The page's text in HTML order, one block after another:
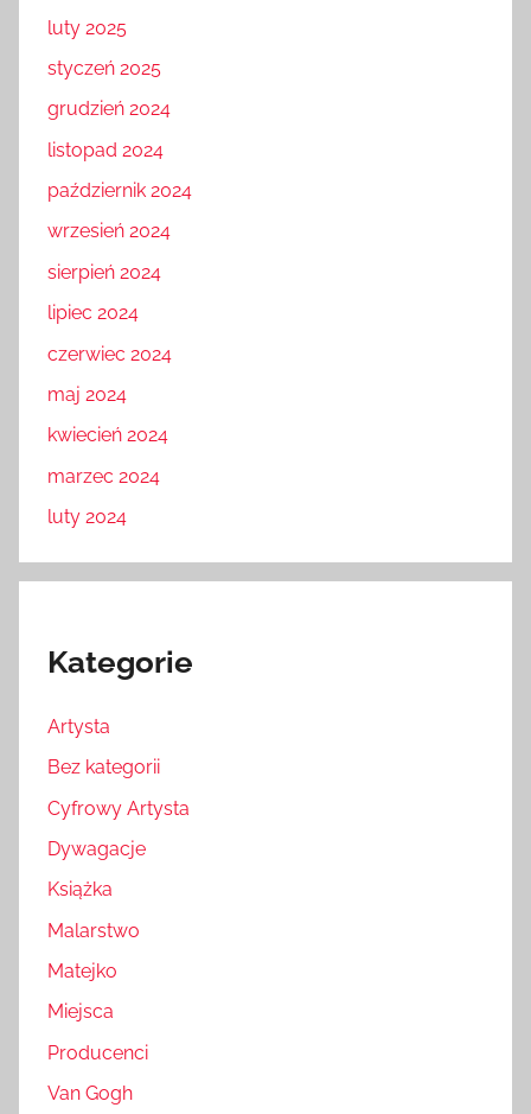
luty 2025
styczeń 2025
grudzień 2024
listopad 2024
październik 2024
wrzesień 2024
sierpień 2024
lipiec 2024
czerwiec 2024
maj 2024
kwiecień 2024
marzec 2024
luty 2024
Kategorie
Artysta
Bez kategorii
Cyfrowy Artysta
Dywagacje
Książka
Malarstwo
Matejko
Miejsca
Producenci
Van Gogh